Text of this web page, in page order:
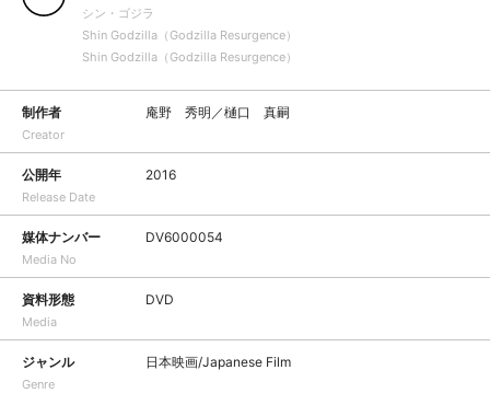
シン・ゴジラ
Shin Godzilla（Godzilla Resurgence）
Shin Godzilla（Godzilla Resurgence）
制作者
Creator
庵野 秀明／樋口 真嗣
公開年
Release Date
2016
媒体ナンバー
Media No
DV6000054
資料形態
Media
DVD
ジャンル
Genre
日本映画/Japanese Film